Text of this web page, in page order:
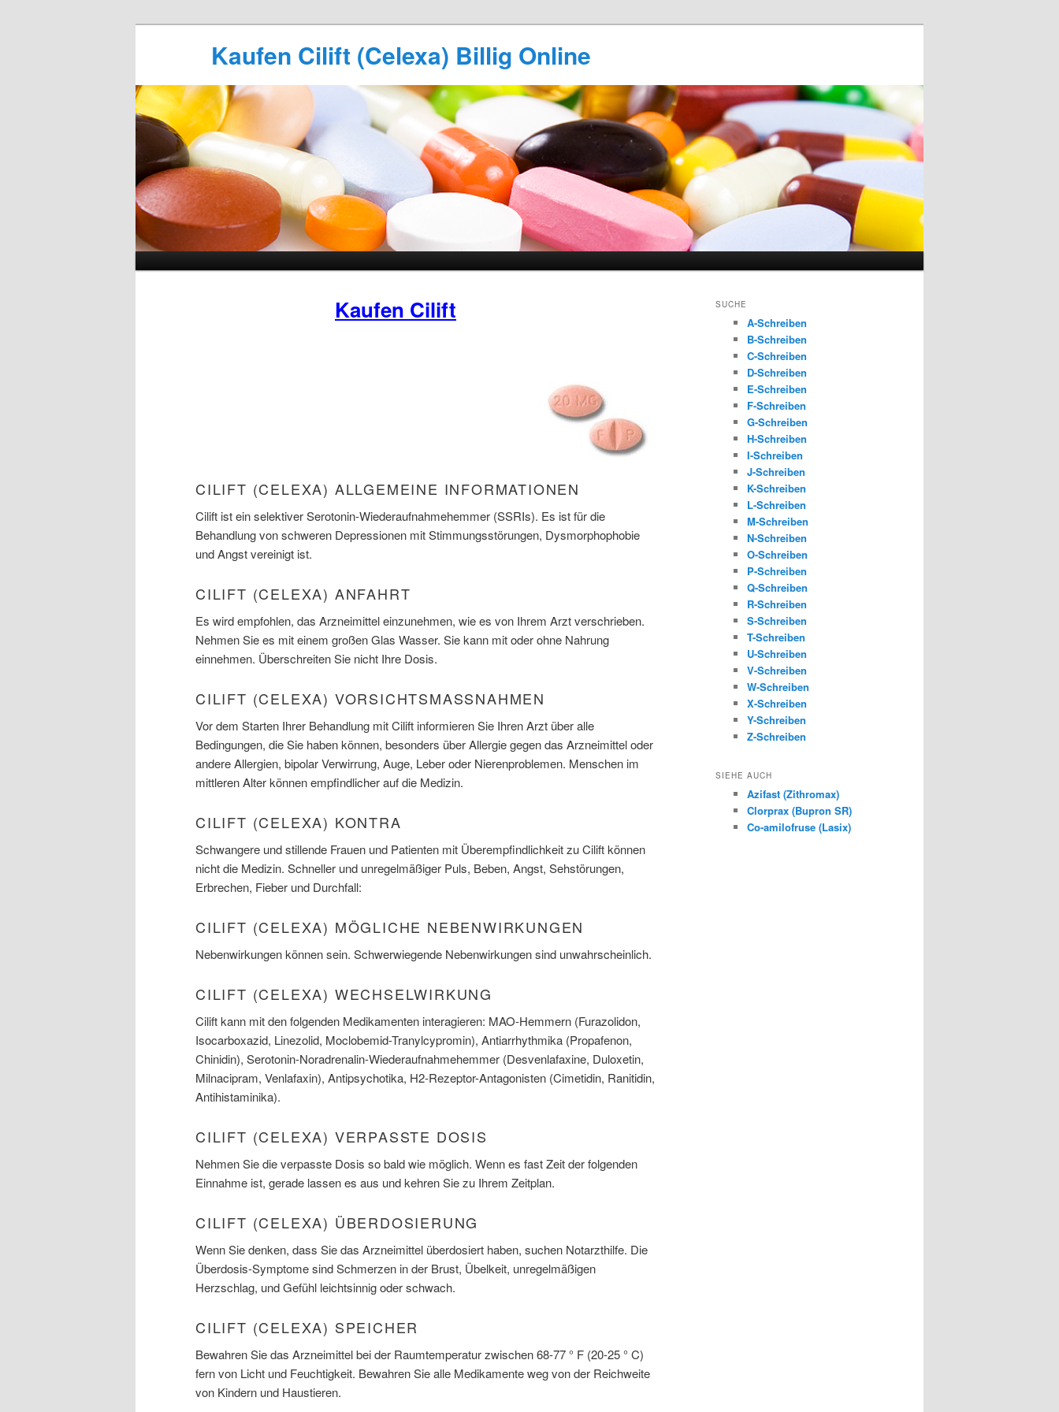
Kaufen Cilift (Celexa) Billig Online
Kaufen Cilift
CILIFT (CELEXA) ALLGEMEINE INFORMATIONEN
Cilift ist ein selektiver Serotonin-Wiederaufnahmehemmer (SSRIs). Es ist für die
Behandlung von schweren Depressionen mit Stimmungsstörungen, Dysmorphophobie
und Angst vereinigt ist.
CILIFT (CELEXA) ANFAHRT
Es wird empfohlen, das Arzneimittel einzunehmen, wie es von Ihrem Arzt verschrieben.
Nehmen Sie es mit einem großen Glas Wasser. Sie kann mit oder ohne Nahrung
einnehmen. Überschreiten Sie nicht Ihre Dosis.
CILIFT (CELEXA) VORSICHTSMASSNAHMEN
Vor dem Starten Ihrer Behandlung mit Cilift informieren Sie Ihren Arzt über alle
Bedingungen, die Sie haben können, besonders über Allergie gegen das Arzneimittel oder
andere Allergien, bipolar Verwirrung, Auge, Leber oder Nierenproblemen. Menschen im
mittleren Alter können empfindlicher auf die Medizin.
CILIFT (CELEXA) KONTRA
Schwangere und stillende Frauen und Patienten mit Überempfindlichkeit zu Cilift können
nicht die Medizin. Schneller und unregelmäßiger Puls, Beben, Angst, Sehstörungen,
Erbrechen, Fieber und Durchfall:
CILIFT (CELEXA) MÖGLICHE NEBENWIRKUNGEN
Nebenwirkungen können sein. Schwerwiegende Nebenwirkungen sind unwahrscheinlich.
CILIFT (CELEXA) WECHSELWIRKUNG
Cilift kann mit den folgenden Medikamenten interagieren: MAO-Hemmern (Furazolidon,
Isocarboxazid, Linezolid, Moclobemid-Tranylcypromin), Antiarrhythmika (Propafenon,
Chinidin), Serotonin-Noradrenalin-Wiederaufnahmehemmer (Desvenlafaxine, Duloxetin,
Milnacipram, Venlafaxin), Antipsychotika, H2-Rezeptor-Antagonisten (Cimetidin, Ranitidin,
Antihistaminika).
CILIFT (CELEXA) VERPASSTE DOSIS
Nehmen Sie die verpasste Dosis so bald wie möglich. Wenn es fast Zeit der folgenden
Einnahme ist, gerade lassen es aus und kehren Sie zu Ihrem Zeitplan.
CILIFT (CELEXA) ÜBERDOSIERUNG
Wenn Sie denken, dass Sie das Arzneimittel überdosiert haben, suchen Notarzthilfe. Die
Überdosis-Symptome sind Schmerzen in der Brust, Übelkeit, unregelmäßigen
Herzschlag, und Gefühl leichtsinnig oder schwach.
CILIFT (CELEXA) SPEICHER
Bewahren Sie das Arzneimittel bei der Raumtemperatur zwischen 68-77 ° F (20-25 ° C)
fern von Licht und Feuchtigkeit. Bewahren Sie alle Medikamente weg von der Reichweite
von Kindern und Haustieren.
SUCHE
A-Schreiben
B-Schreiben
C-Schreiben
D-Schreiben
E-Schreiben
F-Schreiben
G-Schreiben
H-Schreiben
I-Schreiben
J-Schreiben
K-Schreiben
L-Schreiben
M-Schreiben
N-Schreiben
O-Schreiben
P-Schreiben
Q-Schreiben
R-Schreiben
S-Schreiben
T-Schreiben
U-Schreiben
V-Schreiben
W-Schreiben
X-Schreiben
Y-Schreiben
Z-Schreiben
SIEHE AUCH
Azifast (Zithromax)
Clorprax (Bupron SR)
Co-amilofruse (Lasix)